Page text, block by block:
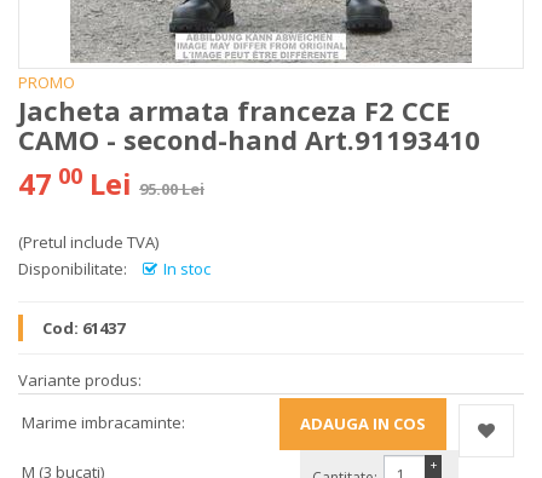
PROMO
Jacheta armata franceza F2 CCE
CAMO - second-hand Art.91193410
47 00 Lei 95.00 Lei
(Pretul include TVA)
Disponibilitate:
In stoc
Cod: 61437
Variante produs:
Marime imbracaminte:
M (3 bucati) +